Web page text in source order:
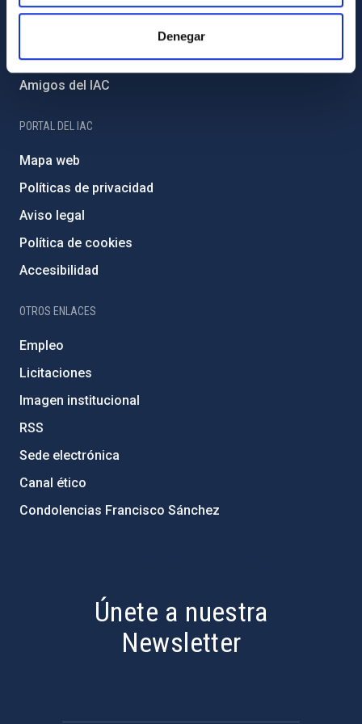
Denegar
Programa Severo Ochoa
Amigos del IAC
PORTAL DEL IAC
Mapa web
Políticas de privacidad
Aviso legal
Política de cookies
Accesibilidad
OTROS ENLACES
Empleo
Licitaciones
Imagen institucional
RSS
Sede electrónica
Canal ético
Condolencias Francisco Sánchez
Únete a nuestra
Newsletter